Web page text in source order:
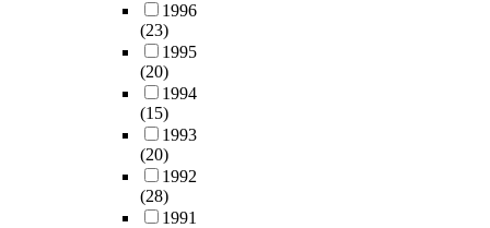
1996
(23)
1995
(20)
1994
(15)
1993
(20)
1992
(28)
1991